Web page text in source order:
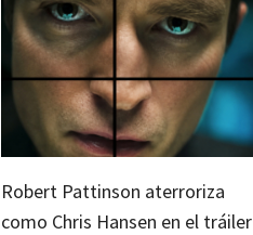
Robert Pattinson aterroriza
como Chris Hansen en el tráiler